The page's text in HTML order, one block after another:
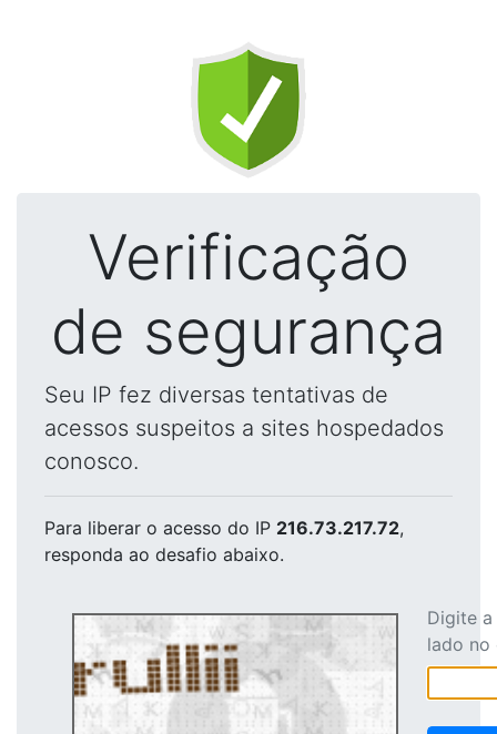
Verificação
de segurança
Seu IP fez diversas tentativas de
acessos suspeitos a sites hospedados
conosco.
Para liberar o acesso do IP 216.73.217.72,
responda ao desafio abaixo.
Digite
lado no